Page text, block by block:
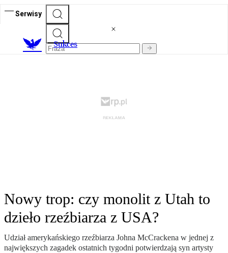
Serwisy
Sukces
Nowy trop: czy monolit z Utah to
dzieło rzeźbiarza z USA?
Udział amerykańskiego rzeźbiarza Johna McCrackena w jednej z
największych zagadek ostatnich tygodni potwierdzają syn artysty